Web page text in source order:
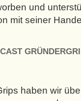
und
mit seiner
haben wir